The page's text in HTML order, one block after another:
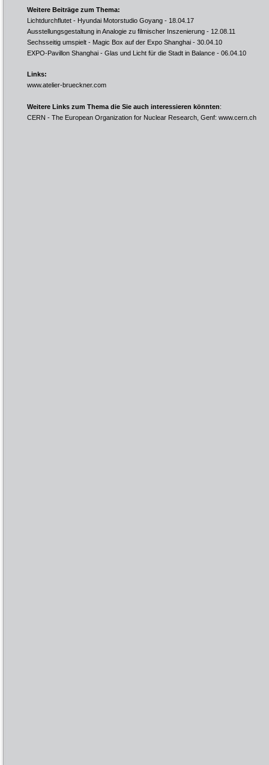
Weitere Beiträge zum Thema:
Lichtdurchflutet - Hyundai Motorstudio Goyang - 18.04.17
Ausstellungsgestaltung in Analogie zu filmischer Inszenierung - 12.08.11
Sechsseitig umspielt - Magic Box auf der Expo Shanghai - 30.04.10
EXPO-Pavillon Shanghai - Glas und Licht für die Stadt in Balance - 06.04.10
Links:
www.atelier-brueckner.com
Weitere Links zum Thema die Sie auch interessieren könnten:
CERN - The European Organization for Nuclear Research, Genf: www.cern.ch